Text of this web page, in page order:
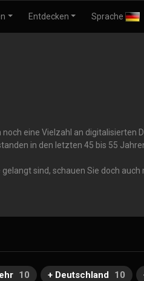
Entdecken Sprache
eine Vielzahl an digitalisierten
in den letzten 45 bis 55
sind, schauen Sie doch
10 + Deutschland 10